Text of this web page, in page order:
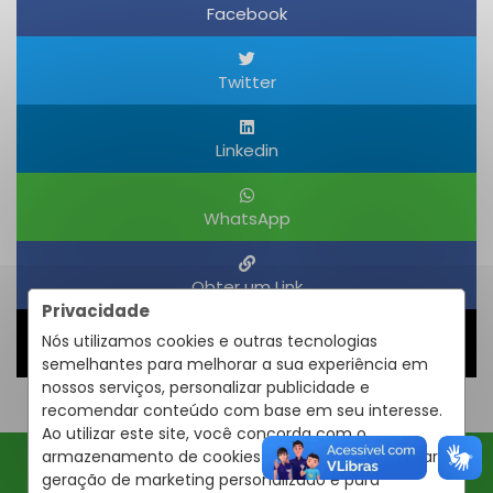
Privacidade
Nós utilizamos cookies e outras tecnologias
semelhantes para melhorar a sua experiência em
nossos serviços, personalizar publicidade e
recomendar conteúdo com base em seu interesse.
Ao utilizar este site, você concorda com o
armazenamento de cookies em seu dispositivo para
geração de marketing personalizado e para
Facebook
Twitter
Linkedin
WhatsApp
Obter um Link
Compartilhar